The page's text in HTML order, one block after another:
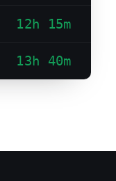
12h 15m
13h 40m